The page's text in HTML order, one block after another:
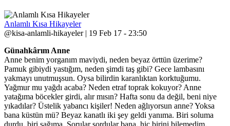
Anlamlı Kısa Hikayeler
@kisa-anlamli-hikayeler | 19 Feb 17 - 23:50
Günahkârım Anne
Anne benim yorganım maviydi, neden beyaz örttün üzerime?
Pamuk gibiydi yastığım, neden şimdi taş gibi? Gece lambasını
yakmayı unutmuşsun. Oysa bilirdin karanlıktan korktuğumu.
Yağmur mu yağdı acaba? Neden etraf toprak kokuyor? Anne
yatağıma böcekler girdi, alır mısın? Hafta sonu da değil, beni niye
yıkadılar? Üstelik yabancı kişiler! Neden ağlıyorsun anne? Yoksa
bana küstün mü? Beyaz kanatlı iki şey geldi yanıma. Biri soluma
durdu, biri sağıma. Sorular sordular bana, hiç birini bilemedim.